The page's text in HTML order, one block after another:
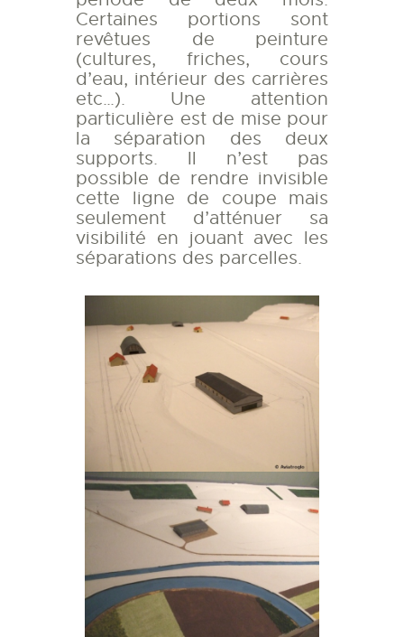
Certaines portions sont
revêtues de peinture
(cultures, friches, cours
d’eau, intérieur des carrières
etc…). Une attention
particulière est de mise pour
la séparation des deux
supports. Il n’est pas
possible de rendre invisible
cette ligne de coupe mais
seulement d’atténuer sa
visibilité en jouant avec les
séparations des parcelles.